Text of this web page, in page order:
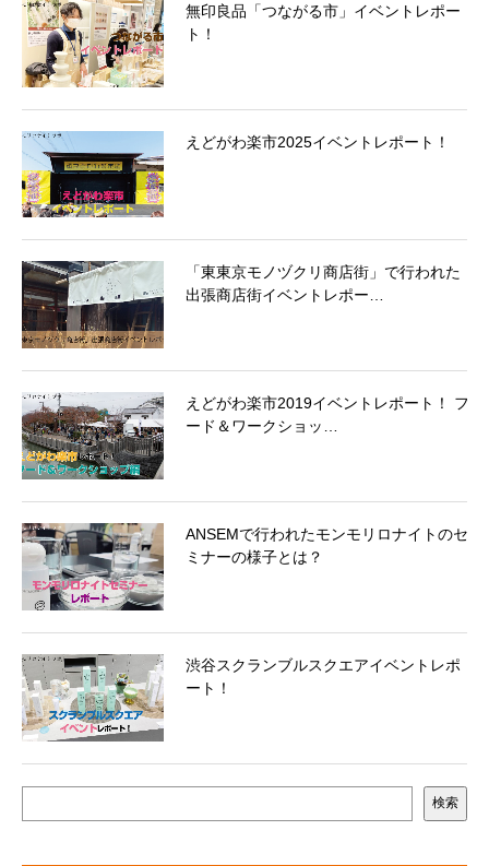
無印良品「つながる市」イベントレポー
ト！
えどがわ楽市2025イベントレポート！
「東東京モノヅクリ商店街」で行われた
出張商店街イベントレポー…
えどがわ楽市2019イベントレポート！ フ
ード＆ワークショッ…
ANSEMで行われたモンモリロナイトのセ
ミナーの様子とは？
渋谷スクランブルスクエアイベントレポ
ート！
検索